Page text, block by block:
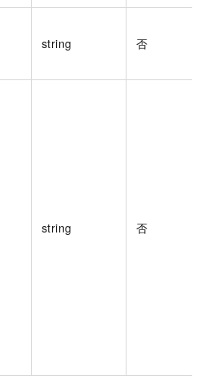
string 否
string 否